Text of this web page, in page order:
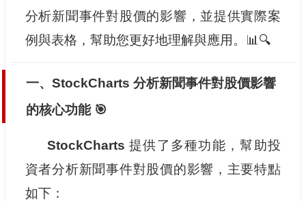
分析新聞事件對股價的影響，並提供實際案
例與表格，幫助您更好地理解與應用。📊🔍
一、StockCharts 分析新聞事件對股價影響
的核心功能 🎯
StockCharts 提供了多種功能，幫助投
資者分析新聞事件對股價的影響，主要特點
如下：